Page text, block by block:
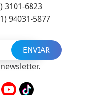
3101-6823
94031-5877
ENVIAR